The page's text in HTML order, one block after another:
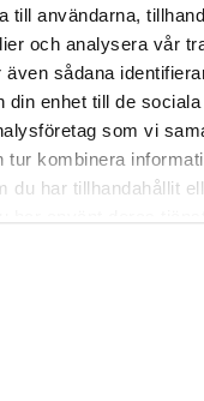
till användarna,
och analysera vår
även sådana
din enhet till de
som vi
tur kombinera
du har tillhandahållit
via webbplatsens
Ett återkallat
som skett
bipacksedeln
från FASS